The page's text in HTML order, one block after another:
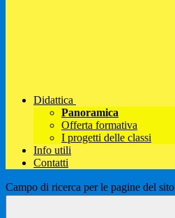
Didattica
Panoramica
Offerta formativa
I progetti delle classi
Info utili
Contatti
Campo di ricerca per le pagine del sito